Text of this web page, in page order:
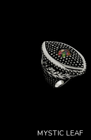
MYSTIC LEAF